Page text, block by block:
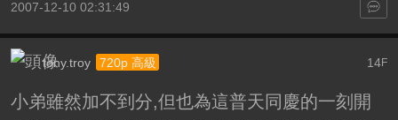
2007-12-10 02:31:49
14F
tony.troy 720p 高級
小弟雖然加不到分,但也為這普天同慶的一刻開